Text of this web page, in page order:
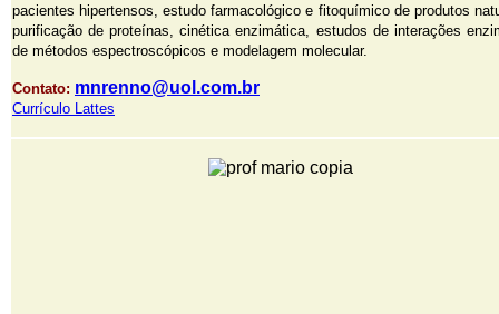
pacientes hipertensos, estudo farmacológico e fitoquímico de produtos
purificação de proteínas, cinética enzimática, estudos de interações
de métodos espectroscópicos e modelagem molecular.
Contato: mnrenno@uol.com.br
Currículo Lattes